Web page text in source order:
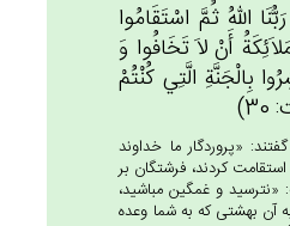
الله‌ُ ثُم‌َّ اسْتَقَامُوا
أَنْ لاَ تَخَافُوا وَ
بِالْجَنَّة‌ِ الَّتِي‌ كُنْتُم‌ْ
«پروردگار ما خداوند
كردند، فرشتگان بر
«نترسيد و غمگين مباشيد،
آن بهشتى كه به شما وعده